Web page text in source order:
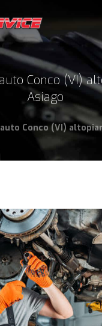
Conco (VI)
Asiago
Conco (VI)